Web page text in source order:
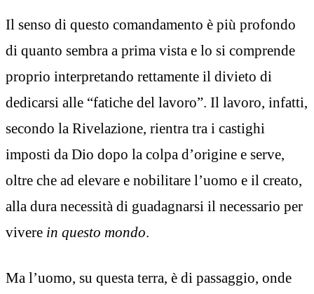
Il senso di questo comandamento è più profondo
di quanto sembra a prima vista e lo si comprende
proprio interpretando rettamente il divieto di
dedicarsi alle “fatiche del lavoro”. Il lavoro, infatti,
secondo la Rivelazione, rientra tra i castighi
imposti da Dio dopo la colpa d’origine e serve,
oltre che ad elevare e nobilitare l’uomo e il creato,
alla dura necessità di guadagnarsi il necessario per
vivere in questo mondo.
Ma l’uomo, su questa terra, è di passaggio, onde